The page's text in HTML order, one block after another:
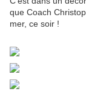
que Coach
mer, ce soir !